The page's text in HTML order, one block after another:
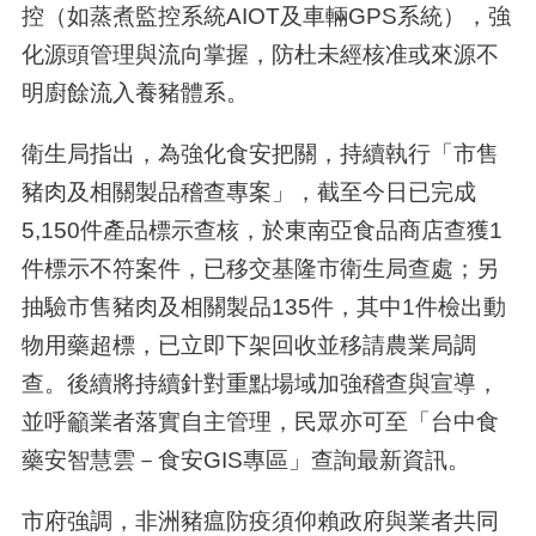
控（如蒸煮監控系統AIOT及車輛GPS系統），強
化源頭管理與流向掌握，防杜未經核准或來源不
明廚餘流入養豬體系。
衛生局指出，為強化食安把關，持續執行「市售
豬肉及相關製品稽查專案」，截至今日已完成
5,150件產品標示查核，於東南亞食品商店查獲1
件標示不符案件，已移交基隆市衛生局查處；另
抽驗市售豬肉及相關製品135件，其中1件檢出動
物用藥超標，已立即下架回收並移請農業局調
查。後續將持續針對重點場域加強稽查與宣導，
並呼籲業者落實自主管理，民眾亦可至「台中食
藥安智慧雲－食安GIS專區」查詢最新資訊。
市府強調，非洲豬瘟防疫須仰賴政府與業者共同